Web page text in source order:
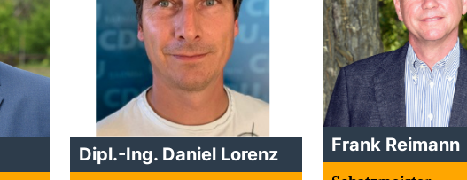
Dipl.-Ing. Daniel Lorenz Frank Reimann